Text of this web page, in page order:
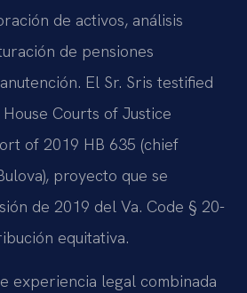
de activos, análisis
de pensiones
El Sr. Sris testified
Courts of Justice
of 2019 HB 635 (chief
proyecto que se
de 2019 del Va. Code § 20-
equitativa.
experiencia legal combinada